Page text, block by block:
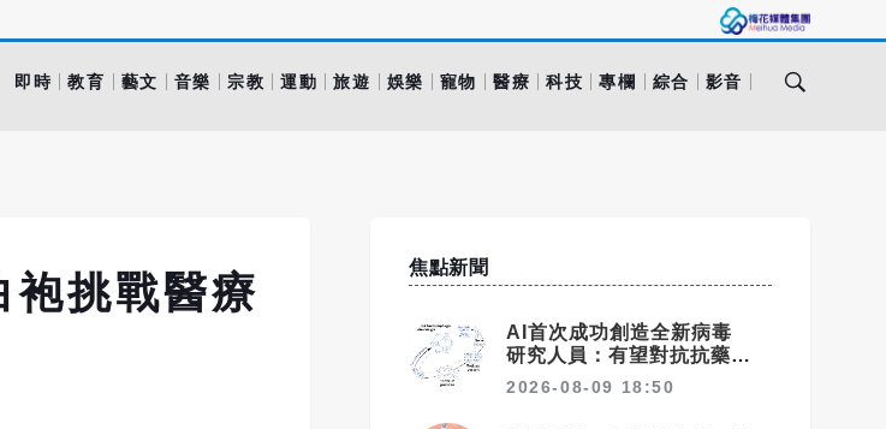
即時 教育 藝文 音樂 宗教 運動 旅遊 娛樂 寵物 醫療 科技 專欄 綜合 影音
袍挑戰醫療
焦點新聞
AI首次成功創造全新病毒
研究人員：有望對抗抗藥性細
菌
2026-08-09 18:50